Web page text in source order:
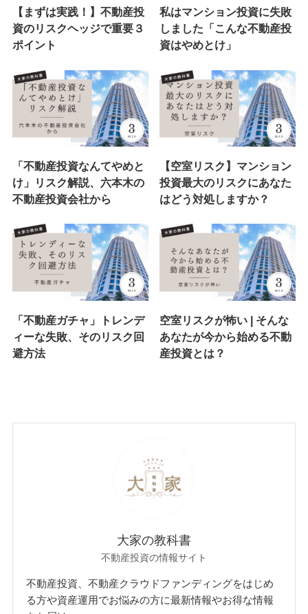
【まずは実践！】不動産投
資のリスクヘッジで重要３
ポイント
私はマンション投資に失敗
しました「こんな不動産投
資はやめとけ」
「不動産投資なんてやめと
け」リスク解説、六本木の
不動産投資会社から
【空室リスク】マンション
投資最大のリスクにあなた
はどう対処しますか？
「不動産ガチャ」トレンデ
ィーな失敗、そのリスク回
避方法
空室リスクが怖い | そんな
あなたが今から始める不動
産投資とは？
大家の教科書
不動産投資の情報サイト
不動産投資、不動産クラウドファンディングをはじめ
る方や資産運用でお悩みの方に最新情報やお得な情報